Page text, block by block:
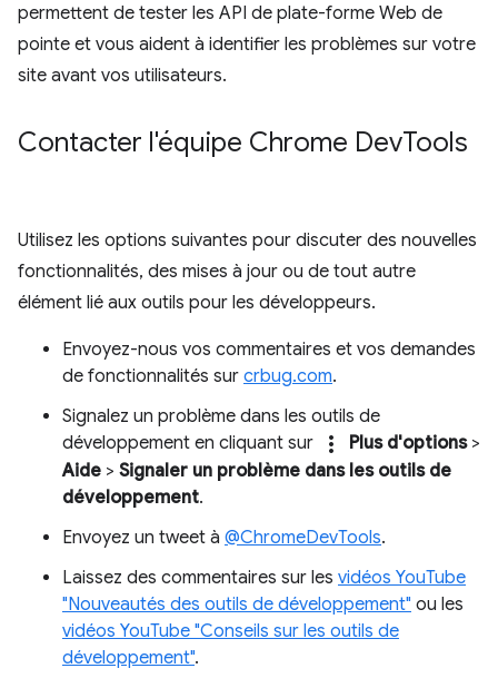
permettent de tester les API de plate-forme Web de
pointe et vous aident à identifier les problèmes sur votre
site avant vos utilisateurs.
Contacter l'équipe Chrome DevTools
Utilisez les options suivantes pour discuter des nouvelles
fonctionnalités, des mises à jour ou de tout autre
élément lié aux outils pour les développeurs.
Envoyez-nous vos commentaires et vos demandes
de fonctionnalités sur crbug.com.
Signalez un problème dans les outils de
développement en cliquant sur
more_vert Plus d'options>
Aide > Signaler un problème dans les outils de
développement.
Envoyez un tweet à @ChromeDevTools.
Laissez des commentaires sur les vidéos YouTube
"Nouveautés des outils de développement" ou les
vidéos YouTube "Conseils sur les outils de
développement".